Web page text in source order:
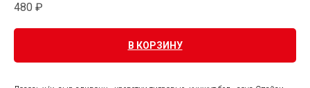
480 ₽
В КОРЗИНУ